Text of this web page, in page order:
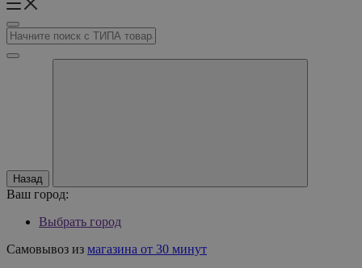
Назад
Ваш город:
Выбрать город
Самовывоз из магазина от 30 минут